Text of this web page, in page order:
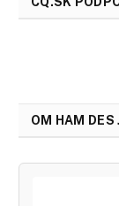
OM HAM DES